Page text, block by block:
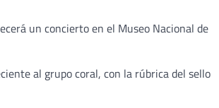
un concierto en el Museo Nacional de
al grupo coral, con la rúbrica del sello